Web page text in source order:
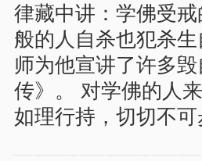
律藏中讲：学佛受
般的人自杀也犯杀
师为他宣讲了许多
传》。 对学佛的人
如理行持，切切不